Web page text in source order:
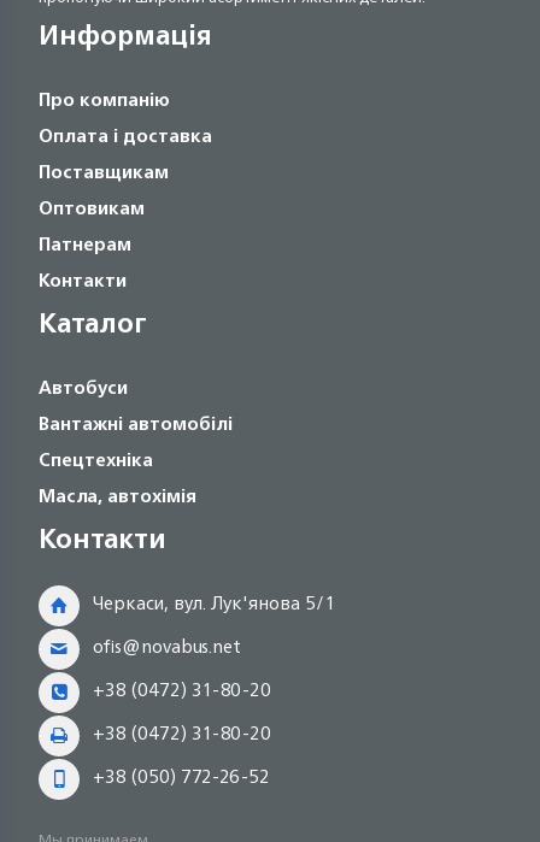
Информація
Про компанію
Оплата і доставка
Поставщикам
Оптовикам
Патнерам
Контакти
Каталог
Автобуси
Вантажні автомобілі
Спецтехніка
Масла, автохімія
Контакти
Черкаси, вул. Лук'янова 5/1
ofis@novabus.net
+38 (0472) 31-80-20
+38 (0472) 31-80-20
+38 (050) 772-26-52